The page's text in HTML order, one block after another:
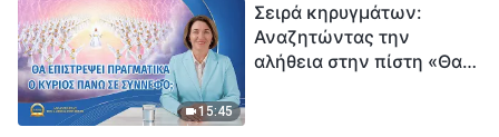
15:45
Σειρά κηρυγμάτων:
Αναζητώντας την
αλήθεια στην πίστη «Θα